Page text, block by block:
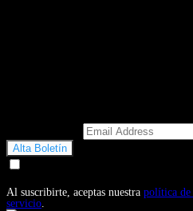
Al suscribirte, aceptas nuestra política
servicio.